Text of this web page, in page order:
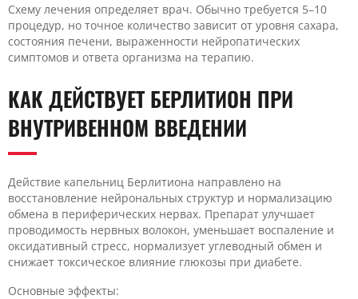
Схему лечения определяет врач. Обычно требуется 5–10
процедур, но точное количество зависит от уровня сахара,
состояния печени, выраженности нейропатических
симптомов и ответа организма на терапию.
КАК ДЕЙСТВУЕТ БЕРЛИТИОН ПРИ
ВНУТРИВЕННОМ ВВЕДЕНИИ
Действие капельниц Берлитиона направлено на
восстановление нейрональных структур и нормализацию
обмена в периферических нервах. Препарат улучшает
проводимость нервных волокон, уменьшает воспаление и
оксидативный стресс, нормализует углеводный обмен и
снижает токсическое влияние глюкозы при диабете.
Основные эффекты: